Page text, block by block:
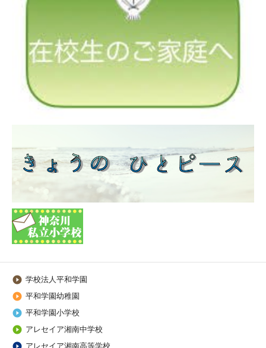
 学校法人平和学園
 平和学園幼稚園
 平和学園小学校
 アレセイア湘南中学校
アレセイア湘南高等学校